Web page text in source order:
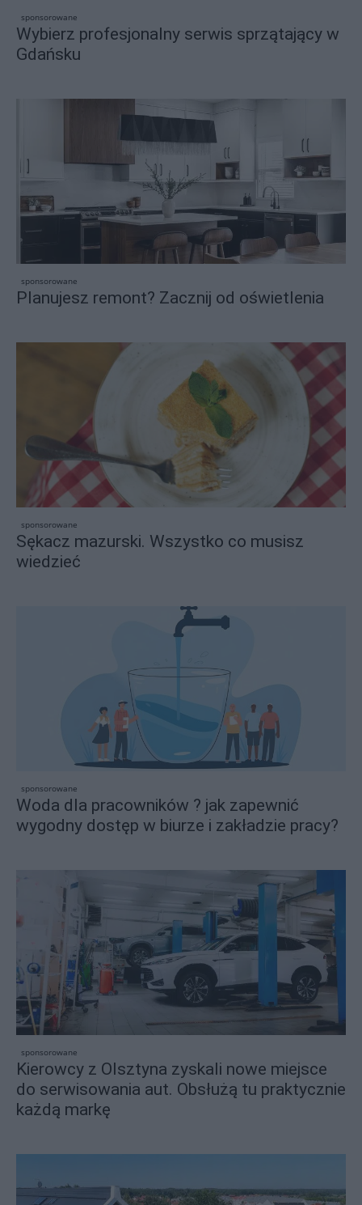
sponsorowane
Wybierz profesjonalny serwis sprzątający w
Gdańsku
sponsorowane
Planujesz remont? Zacznij od oświetlenia
sponsorowane
Sękacz mazurski. Wszystko co musisz
wiedzieć
sponsorowane
Woda dla pracowników ? jak zapewnić
wygodny dostęp w biurze i zakładzie pracy?
sponsorowane
Kierowcy z Olsztyna zyskali nowe miejsce
do serwisowania aut. Obsłużą tu praktycznie
każdą markę